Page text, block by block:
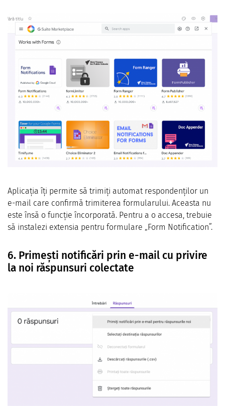
Aplicația îți permite să trimiți automat respondenților un
e-mail care confirmă trimiterea formularului. Aceasta nu
este însă o funcție încorporată. Pentru a o accesa, trebuie
să instalezi extensia pentru formulare „Form Notification”.
6. Primești notificări prin e-mail cu privire
la noi răspunsuri colectate